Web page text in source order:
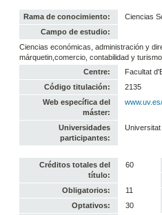
Rama de conocimiento:
Ciencias
Campo de estudio:
Ciencias económicas, administración y
márquetin,comercio, contabilidad y turismo
Centre:
Facultat
Código titulación:
2135
Web específica del
máster:
Universidades
participantes:
Universitat
Créditos totales del
título:
60
Obligatorios:
11
Optativos:
30